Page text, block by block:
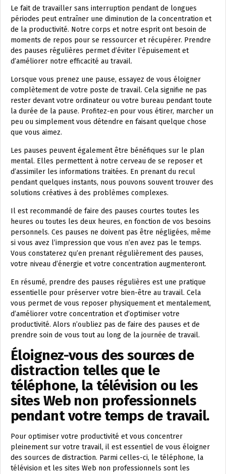
Le fait de travailler sans interruption pendant de longues
périodes peut entraîner une diminution de la concentration et
de la productivité. Notre corps et notre esprit ont besoin de
moments de repos pour se ressourcer et récupérer. Prendre
des pauses régulières permet d’éviter l’épuisement et
d’améliorer notre efficacité au travail.
Lorsque vous prenez une pause, essayez de vous éloigner
complètement de votre poste de travail. Cela signifie ne pas
rester devant votre ordinateur ou votre bureau pendant toute
la durée de la pause. Profitez-en pour vous étirer, marcher un
peu ou simplement vous détendre en faisant quelque chose
que vous aimez.
Les pauses peuvent également être bénéfiques sur le plan
mental. Elles permettent à notre cerveau de se reposer et
d’assimiler les informations traitées. En prenant du recul
pendant quelques instants, nous pouvons souvent trouver des
solutions créatives à des problèmes complexes.
Il est recommandé de faire des pauses courtes toutes les
heures ou toutes les deux heures, en fonction de vos besoins
personnels. Ces pauses ne doivent pas être négligées, même
si vous avez l’impression que vous n’en avez pas le temps.
Vous constaterez qu’en prenant régulièrement des pauses,
votre niveau d’énergie et votre concentration augmenteront.
En résumé, prendre des pauses régulières est une pratique
essentielle pour préserver votre bien-être au travail. Cela
vous permet de vous reposer physiquement et mentalement,
d’améliorer votre concentration et d’optimiser votre
productivité. Alors n’oubliez pas de faire des pauses et de
prendre soin de vous tout au long de la journée de travail.
Éloignez-vous des sources de
distraction telles que le
téléphone, la télévision ou les
sites Web non professionnels
pendant votre temps de travail.
Pour optimiser votre productivité et vous concentrer
pleinement sur votre travail, il est essentiel de vous éloigner
des sources de distraction. Parmi celles-ci, le téléphone, la
télévision et les sites Web non professionnels sont les